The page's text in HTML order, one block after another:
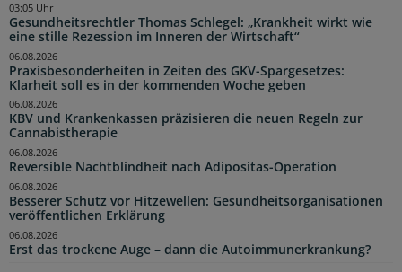
Gesundheitsrechtler Thomas Schlegel: „Krankheit wirkt wie
eine stille Rezession im Inneren der Wirtschaft“
03:05 Uhr
Praxisbesonderheiten in Zeiten des GKV-Spargesetzes:
Klarheit soll es in der kommenden Woche geben
06.08.2026
KBV und Krankenkassen präzisieren die neuen Regeln zur
Cannabistherapie
06.08.2026
Reversible Nachtblindheit nach Adipositas-Operation
06.08.2026
Besserer Schutz vor Hitzewellen: Gesundheitsorganisationen
veröffentlichen Erklärung
06.08.2026
Erst das trockene Auge – dann die Autoimmunerkrankung?
06.08.2026